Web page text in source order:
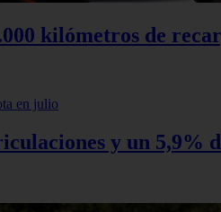
kilómetros de
y un 5,9%